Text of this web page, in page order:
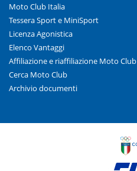
Moto Club Italia
Tessera Sport e MiniSport
Licenza Agonistica
Elenco Vantaggi
Affiliazione e riaffiliazione Moto Club
Cerca Moto Club
Archivio documenti